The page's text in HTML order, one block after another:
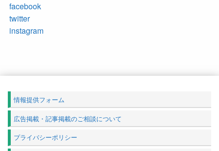
facebook
twitter
instagram
情報提供フォーム
広告掲載・記事掲載のご相談について
プライバシーポリシー